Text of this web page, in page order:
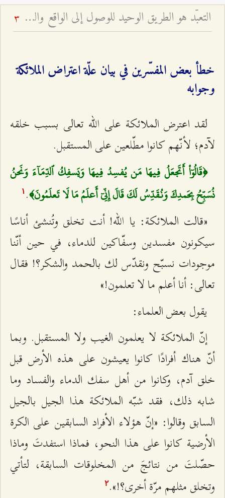
التعبّد هو الطريق الوحيد للوصول إلى الواقع والقرب الإلهيّ - أخطار العلم من دون نية صالحة ومن دون تعبّد 3
خطأ بعض المفسّرين في بيان علّة اعتراض الملائكة
وجوابه
لقد اعترض الملائكة على الله تعالى بسبب خلقه
لآدم؛ لأنّهم كانوا مطّلعين على المستقبل.
﴿قَالُوٓاْ أَتَجعَلُ فِيهَا مَن يُفسِدُ فِيهَا وَيَسفِكُ ٱلدِّمَآءَ وَنَحنُ
نُسَبِّحُ بِحَمدِكَ وَنُقَدِّسُ لَكَ قَالَ إِنِّيٓ أَعلَمُ مَا لَا تَعلَمُونَ﴾. ۱
«قالت الملائكة: يا الله! أنت تخلق وتُنشئ أناسًا
سيكونون مفسدين وسفّاكين للدماء، في حين أنّنا
موجودات نسبّح ونقدّس لك بالحمد والشكر؟! فقال
تعالى: أنا أعلم ما لا تعلمون!»
يقول بعض العلماء:
إنّ الملائكة لا يعلمون الغيب ولا المستقبل. وبما
أنّ هناك أفرادًا كانوا يعيشون على هذه الأرض قبل
خلق آدم، وكانوا من أهل سفك الدماء والفساد وما
شابه ذلك، فقد شبّه الملائكة هذا الجيل بالجيل
السابق وقالوا: «إنّ هؤلاء الأفراد السابقين على الكرة
الأرضية كانوا على هذا النحو، فماذا استفدتَ وماذا
حصّلتَ من نتائجَ من المخلوقات السابقة، لتأتي
وتخلق مثلهم مرّة أخرى؟!».٢